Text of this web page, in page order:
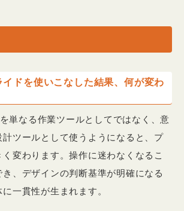
ドを使いこなした結果、何が変わ
単なる作業ツールとしてではなく、意
ツールとして使うようになると、プ
変わります。操作に迷わなくなるこ
、デザインの判断基準が明確になる
一貫性が生まれます。